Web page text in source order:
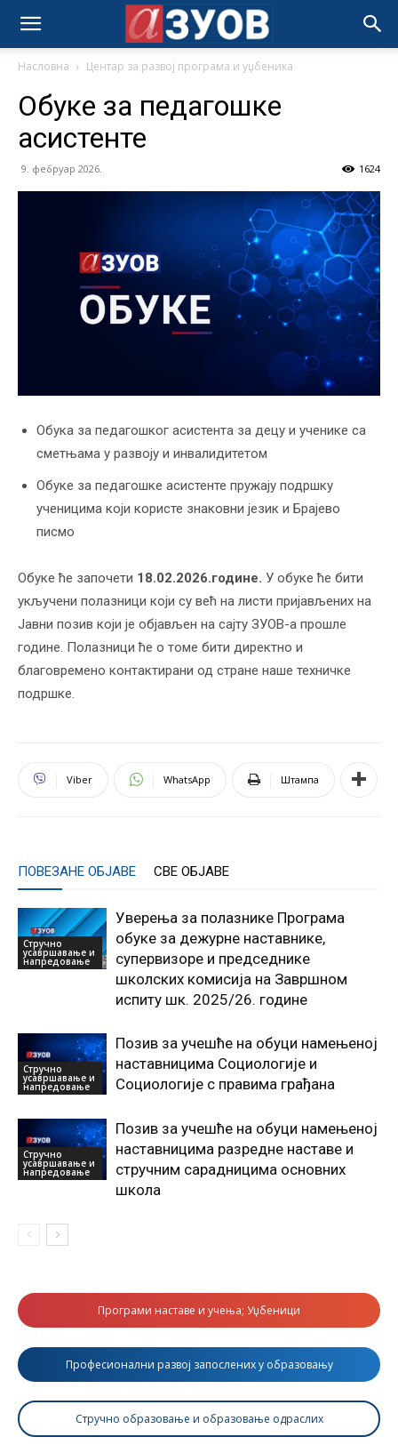
Насловна Центар за развој програма и уџбеника
Обуке за педагошке
асистенте
9. фебруар 2026. 1624
Oбукa за педагошког асистента за децу и ученике са
сметњама у развоју и инвалидитетом
Обуке за педагошке асистенте пружају подршку
ученицима који користе знаковни језик и Брајево
писмо
Обуке ће започети 18.02.2026.године. У обуке ће бити
укључени полазници који су већ на листи пријављених на
Јавни позив који је објављен на сајту ЗУОВ-а прошле
године. Полазници ће о томе бити директно и
благовремено контактирани од стране наше техничке
подршке.
Viber WhatsApp Штампа
ПОВЕЗАНЕ ОБЈАВЕ СВЕ ОБЈАВЕ
Стручно
усавршавање и
напредовање
Уверења за полазнике Програмa
обуке за дежурне наставнике,
супервизоре и председнике
школских комисија на Завршном
испиту шк. 2025/26. године
Стручно
усавршавање и
напредовање
Позив за учешће на обуци намењеној
наставницима Социологије и
Социологије с правима грађана
Стручно
усавршавање и
напредовање
Позив за учешће на обуци намењеној
наставницима разредне наставе и
стручним сарадницима основних
школа
Програми наставе и учења; Уџбеници
Професионални развој запослених у образовању
Стручно образовање и образовање одраслих